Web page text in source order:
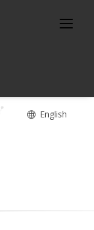
English